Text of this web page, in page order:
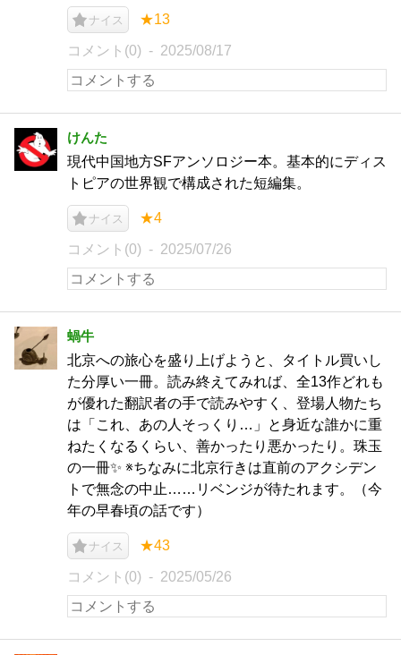
ナイス ★13
コメント(0) 2025/08/17
けんた
現代中国地方SFアンソロジー本。基本的にディス
トピアの世界観で構成された短編集。
ナイス ★4
コメント(0) 2025/07/26
蝸牛
北京への旅心を盛り上げようと、タイトル買いし
た分厚い一冊。読み終えてみれば、全13作どれも
が優れた翻訳者の手で読みやすく、登場人物たち
は「これ、あの人そっくり…」と身近な誰かに重
ねたくなるくらい、善かったり悪かったり。珠玉
の一冊✨ ※ちなみに北京行きは直前のアクシデン
トで無念の中止……リベンジが待たれます。（今
年の早春頃の話です）
ナイス ★43
コメント(0) 2025/05/26